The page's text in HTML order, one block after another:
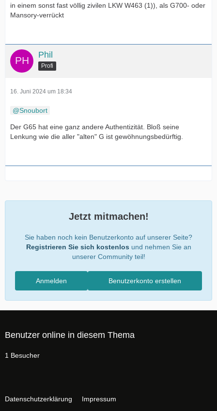
in einem sonst fast völlig zivilen LKW W463 (1)), als G700- oder
Mansory-verrückt
Phil
Profi
16. Juni 2024 um 18:34
Snoubort
Der G65 hat eine ganz andere Authentizität. Bloß seine
Lenkung wie die aller "alten" G ist gewöhnungsbedürftig.
Jetzt mitmachen!
Sie haben noch kein Benutzerkonto auf unserer Seite?
Registrieren Sie sich kostenlos und nehmen Sie an
unserer Community teil!
Benutzerkonto erstellen
Anmelden
Benutzer online in diesem Thema
1 Besucher
Datenschutzerklärung Impressum